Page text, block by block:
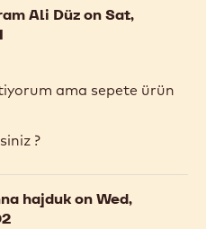
Ali Düzon Sat,
ama sepete ürün
?
hajdukon Wed,